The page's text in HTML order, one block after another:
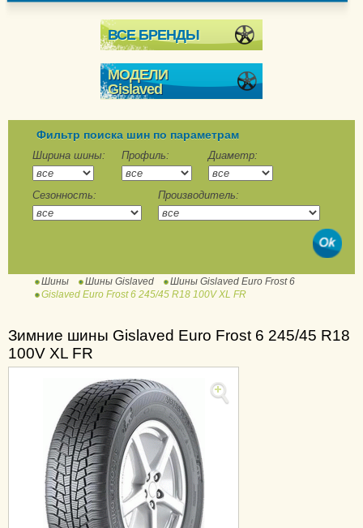
ВСЕ БРЕНДЫ
МОДЕЛИ
Gislaved
Euro Frost 6 SUV
EuroFrost 5
EuroFrost VAN
Nord Frost 200
Nord Frost 200 SUV
Ultra Speed 2
Фильтр поиска шин по параметрам
Ширина шины: Профиль: Диаметр:
Сезонность: Производитель:
Шины Шины Gislaved
Шины Gislaved Euro Frost 6
Gislaved Euro Frost 6 245/45 R18 100V XL FR
Зимние шины Gislaved Euro Frost 6 245/45 R18
100V XL FR